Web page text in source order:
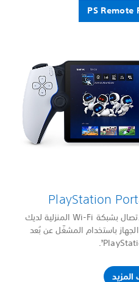
شغّل جهاز PS5 الخاص بك عبر الاتصال بشبكة Wi-Fi المنزلية لديك
باستخدام المشغّل عن بُعد
3
.